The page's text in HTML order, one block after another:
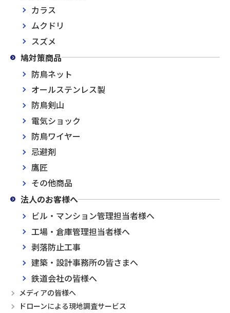
カラス
ムクドリ
スズメ
鳩対策商品
防鳥ネット
オールステンレス製
防鳥剣山
電気ショック
防鳥ワイヤー
忌避剤
鷹匠
その他商品
法人のお客様へ
ビル・マンション管理担当者様へ
工場・倉庫管理担当者様へ
剥落防止工事
建築・設計事務所の皆さまへ
鉄道会社の皆様へ
メディアの皆様へ
ドローンによる現地調査サービス